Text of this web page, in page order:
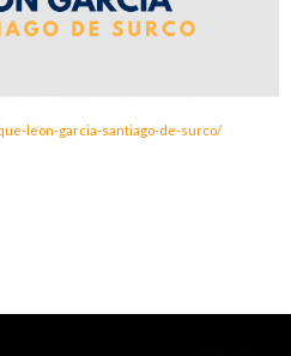
leon-garcia-santiago-de-surco/